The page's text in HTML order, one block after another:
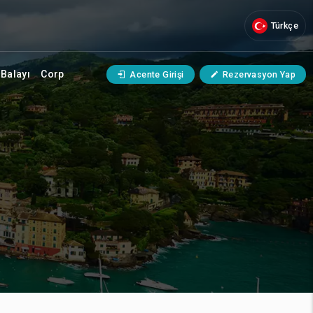
Türkçe
Balayı Corp Acente Girişi Rezervasyon Yap